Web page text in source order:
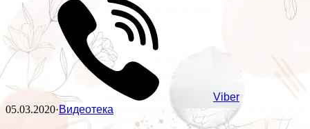
Viber
05.03.2020·Видеотека